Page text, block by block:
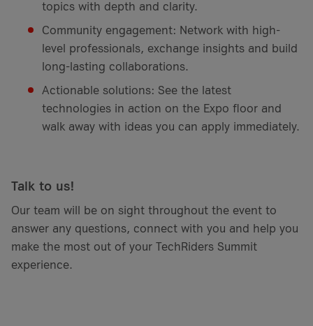
topics with depth and clarity.
Community engagement: Network with high-
level professionals, exchange insights and build
long-lasting collaborations.
Actionable solutions: See the latest
technologies in action on the Expo floor and
walk away with ideas you can apply immediately.
Talk to us!
Our team will be on sight throughout the event to
answer any questions, connect with you and help you
make the most out of your TechRiders Summit
experience.